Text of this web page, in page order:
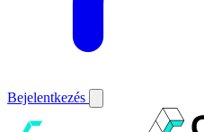
Bejelentkezés